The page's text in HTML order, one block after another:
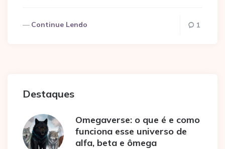
Continue Lendo 1
Destaques
Omegaverse: o que é e como
funciona esse universo de
alfa, beta e ômega